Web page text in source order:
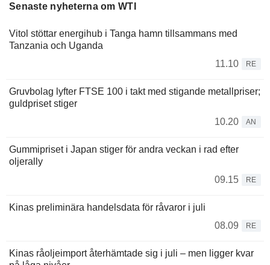
Senaste nyheterna om WTI
Vitol stöttar energihub i Tanga hamn tillsammans med
Tanzania och Uganda
11.10
RE
Gruvbolag lyfter FTSE 100 i takt med stigande metallpriser;
guldpriset stiger
10.20
AN
Gummipriset i Japan stiger för andra veckan i rad efter
oljerally
09.15
RE
Kinas preliminära handelsdata för råvaror i juli
08.09
RE
Kinas råoljeimport återhämtade sig i juli – men ligger kvar